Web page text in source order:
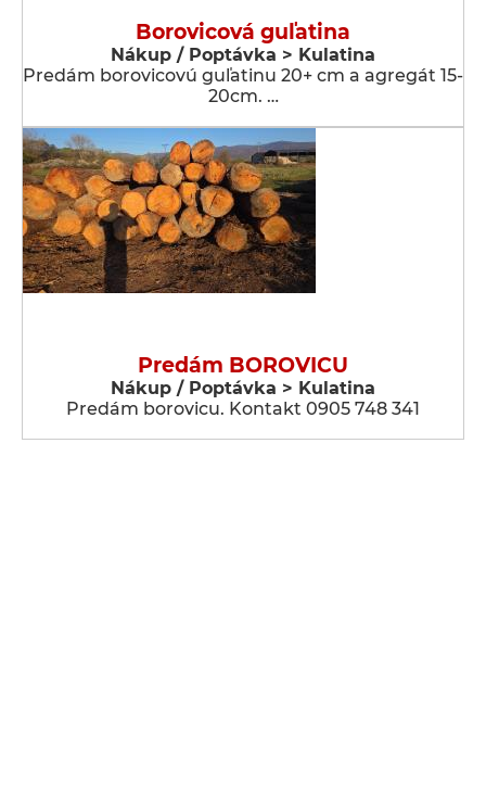
Borovicová guľatina
Nákup / Poptávka > Kulatina
Predám borovicovú guľatinu 20+ cm a agregát 15-
20cm. …
Predám BOROVICU
Nákup / Poptávka > Kulatina
Predám borovicu. Kontakt 0905 748 341